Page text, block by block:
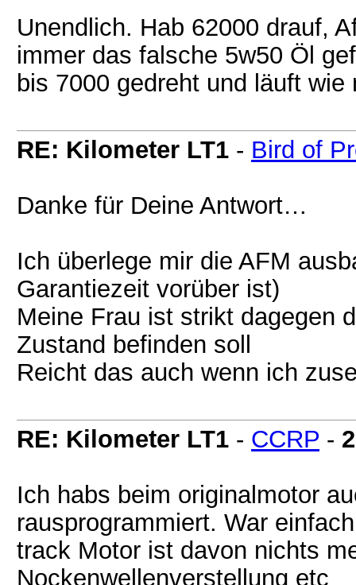
Unendlich. Hab 62000 drauf,
immer das falsche 5w50 Öl
bis 7000 gedreht und läuft wie
RE: Kilometer LT1 - Bird of
Danke für Deine Antwort…
Ich überlege mir die AFM
Garantiezeit vorüber ist)
Meine Frau ist strikt dagegen
Zustand befinden soll
Reicht das auch wenn ich
RE: Kilometer LT1 - CCRP -
Ich habs beim originalmotor
rausprogrammiert. War
track Motor ist davon nichts
Nockenwellenverstellung etc